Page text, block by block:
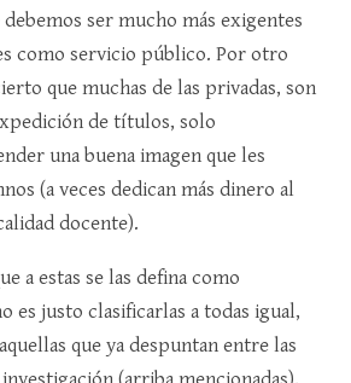
ser mucho más exigentes
como servicio público. Por otro
que muchas de las privadas, son
de títulos, solo
una buena imagen que les
(a veces dedican más dinero al
docente).
a estas se las defina como
es justo clasificarlas a todas igual,
que ya despuntan entre las